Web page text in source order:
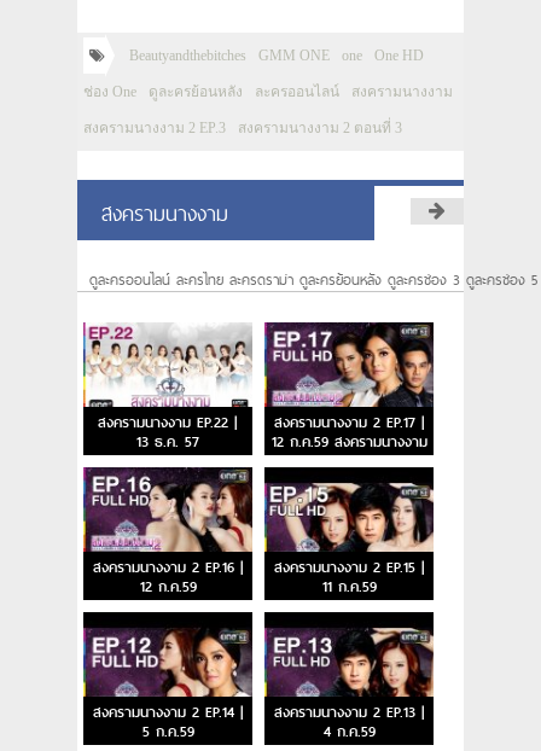
Beautyandthebitches GMM ONE one One HD
ช่อง One ดูละครย้อนหลัง ละครออนไลน์ สงครามนางงาม
สงครามนางงาม 2 EP.3 สงครามนางงาม 2 ตอนที่ 3
สงครามนางงาม
ดูละครออนไลน์ ละครไทย ละครดราม่า ดูละครย้อนหลัง ดูละครช่อง 3 ดูละครช่อง
สงครามนางงาม EP.22 |
13 ธ.ค. 57
สงครามนางงาม 2 EP.17 |
12 ก.ค.59 สงครามนางงาม
2 ตอนจบ
สงครามนางงาม 2 EP.16 |
12 ก.ค.59
สงครามนางงาม 2 EP.15 |
11 ก.ค.59
สงครามนางงาม 2 EP.14 |
5 ก.ค.59
สงครามนางงาม 2 EP.13 |
4 ก.ค.59